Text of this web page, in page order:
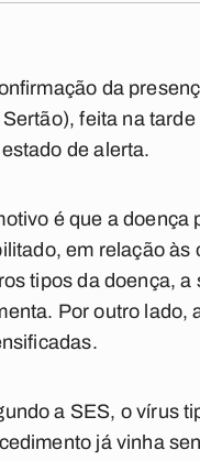
da
Sertão), feita na
de alerta.
é que a doença
em relação às
tipos da doença,
Por outro lado,
a SES, o vírus
já vinha